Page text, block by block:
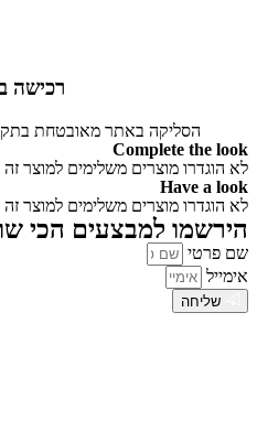
רכישה
הסליקה באתר מאובטחת
Complete the look
לא הוגדרו מוצרים משלימים למוצר זה
Have a look
לא הוגדרו מוצרים משלימים למוצר זה
הירשמו למבצעים הכי
שם פרטי
אימייל
שליחה